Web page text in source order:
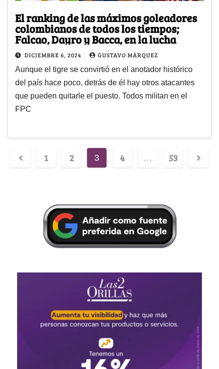
El ranking de las máximos goleadores
colombianos de todos los tiempos;
Falcao, Dayro y Bacca, en la lucha
DICIEMBRE 6, 2024 GUSTAVO MÁRQUEZ
Aunque el tigre se convirtió en el anotador histórico
del país hace poco, detrás de él hay otros atacantes
que pueden quitarle el puesto. Todos militan en el
FPC
1 2 3 4 … 53